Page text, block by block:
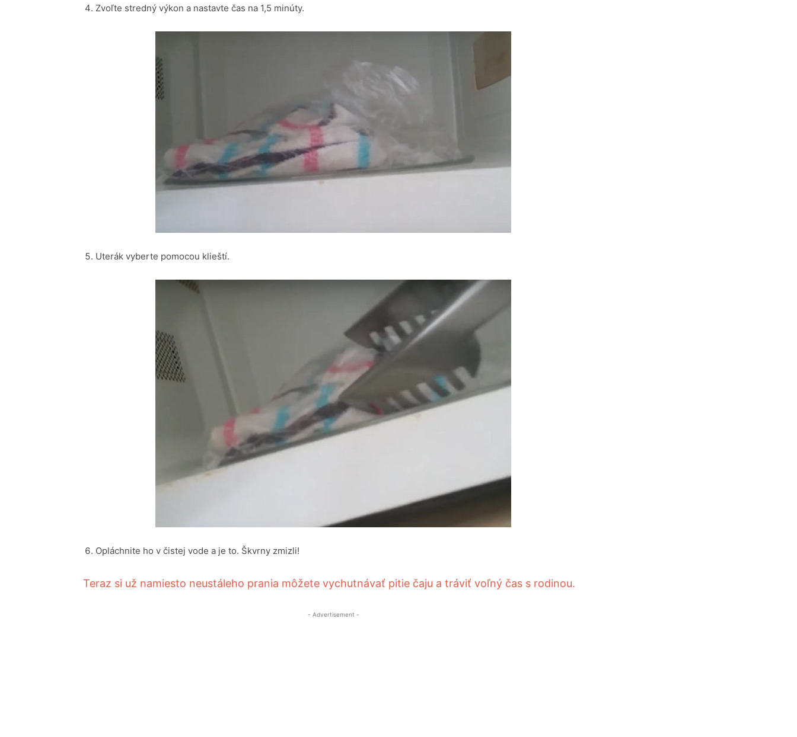
Zvoľte stredný výkon a nastavte čas na 1,5 minúty.
Uterák vyberte pomocou klieští.
Opláchnite ho v čistej vode a je to. Škvrny zmizli!
Teraz si už namiesto neustáleho prania môžete vychutnávať pitie čaju a tráviť voľný čas s rodinou.
- Advertisement -